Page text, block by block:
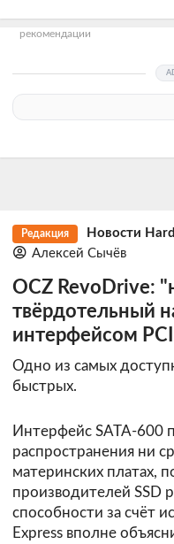
рекомендации
Редакция Новости
Алексей Сычёв
OCZ RevoDrive:
твёрдотельный
интерфейсом
Одно из самых
быстрых.
Интерфейс SATA-600
распространения ни
материнских платах,
производителей SSD
способности за счёт
Express вполне